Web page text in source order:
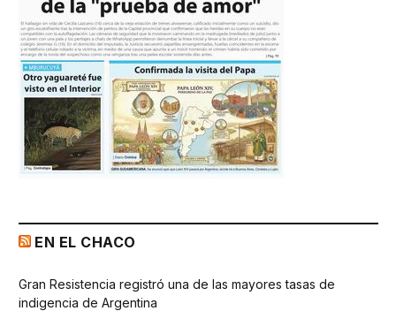
EN EL CHACO
Gran Resistencia registró una de las mayores tasas de
indigencia de Argentina